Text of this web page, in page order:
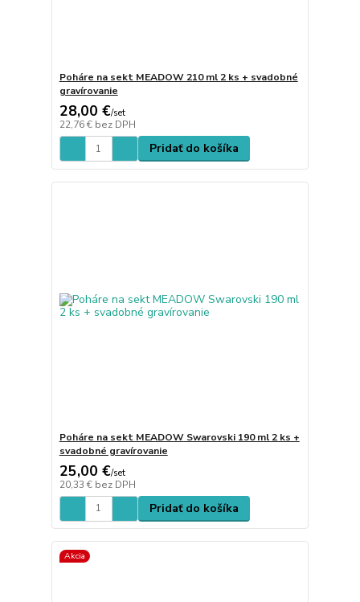
Poháre na sekt MEADOW 210 ml 2 ks + svadobné
gravírovanie
28,00 €/set
22,76 € bez DPH
Pridať do košíka
Poháre na sekt MEADOW Swarovski 190 ml 2 ks +
svadobné gravírovanie
25,00 €/set
20,33 € bez DPH
Pridať do košíka
Akcia